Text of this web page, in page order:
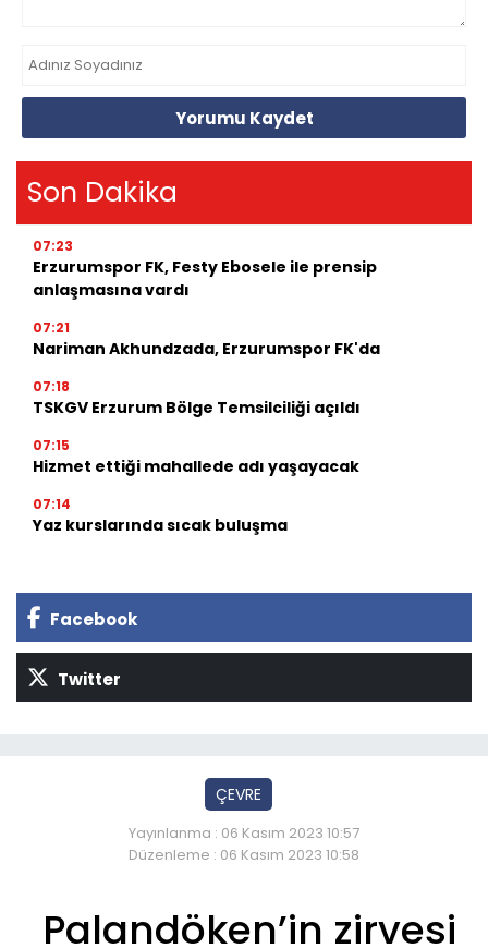
Yorumu Kaydet
Son Dakika
07:23
Erzurumspor FK, Festy Ebosele ile prensip
anlaşmasına vardı
07:21
Nariman Akhundzada, Erzurumspor FK'da
07:18
TSKGV Erzurum Bölge Temsilciliği açıldı
07:15
Hizmet ettiği mahallede adı yaşayacak
07:14
Yaz kurslarında sıcak buluşma
Facebook
Twitter
ÇEVRE
Yayınlanma : 06 Kasım 2023 10:57
Düzenleme : 06 Kasım 2023 10:58
Palandöken’in zirvesi